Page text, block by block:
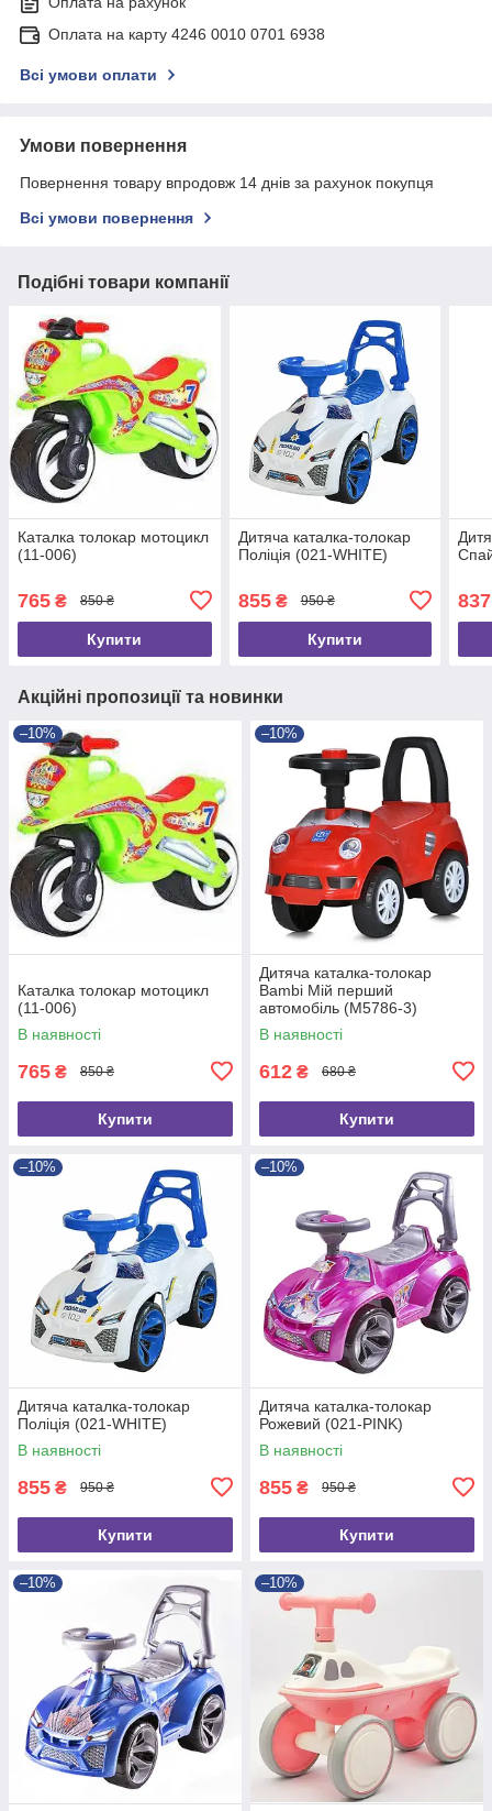
Оплата на карту 4246 0010 0701 6938
Всі умови оплати
Умови повернення
Повернення товару впродовж 14 днів за рахунок покупця
Всі умови повернення
Подібні товари компанії
Каталка толокар мотоцикл
(11-006)
765 ₴ 850 ₴
Купити
Дитяча каталка-толокар
Поліція (021-WHITE)
855₴ 950 ₴
Купити
837
Акційні пропозиції та новинки
–10%
Каталка толокар мотоцикл
(11-006)
В наявності
765 ₴ 850 ₴
Купити
–10%
Дитяча каталка-толокар
Bambi Мій перший
автомобіль (M5786-3)
В наявності
612 ₴ 680 ₴
Купити
–10%
Дитяча каталка-толокар
Поліція (021-WHITE)
В наявності
855 ₴ 950 ₴
Купити
–10%
Дитяча каталка-толокар
Рожевий (021-PINK)
В наявності
855 ₴ 950 ₴
Купити
–10% –10%